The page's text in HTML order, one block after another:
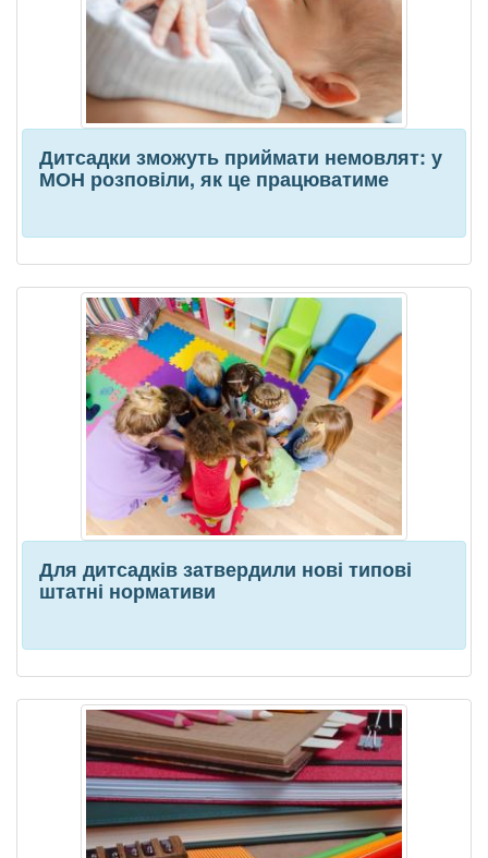
Дитсадки зможуть приймати немовлят: у
МОН розповіли, як це працюватиме
Для дитсадків затвердили нові типові
штатні нормативи